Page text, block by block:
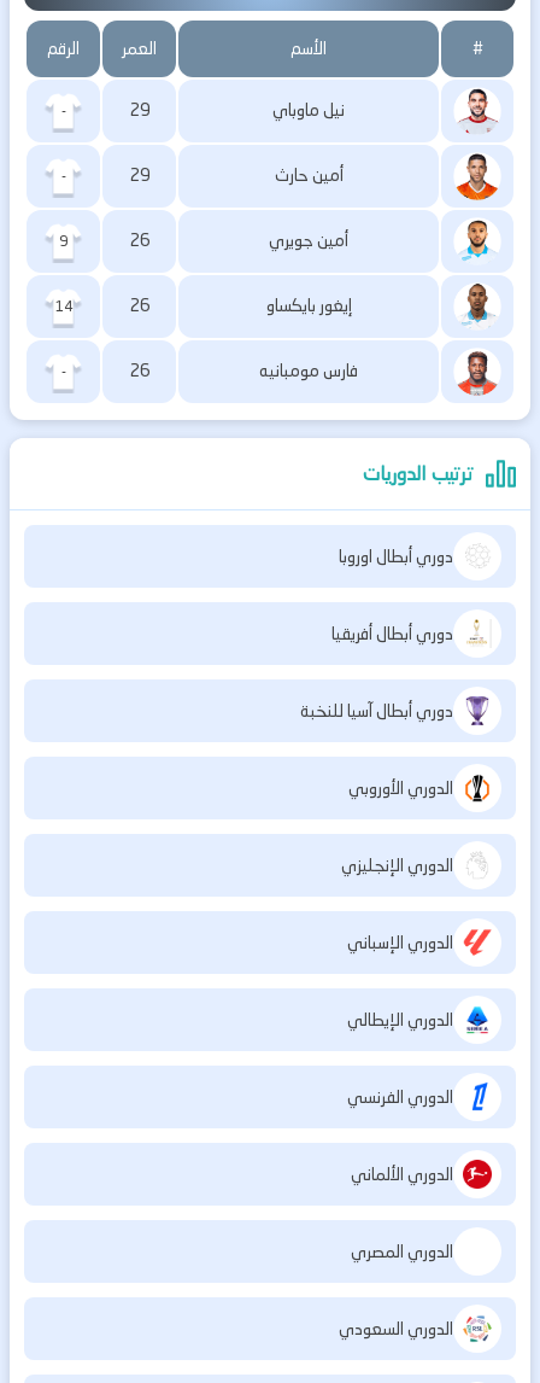
# الأسم العمر الرقم
نيل ماوباي 29
-
أمين حارث 29
-
أمين جويري 26
9
إيغور بايكساو 26
14
فارس مومبانيه 26
-
ترتيب الدوريات
دوري أبطال اوروبا
دوري أبطال أفريقيا
دوري أبطال آسيا للنخبة
الدوري الأوروبي
الدوري الإنجليزي
الدوري الإسباني
الدوري الإيطالي
الدوري الفرنسي
الدوري الألماني
الدوري المصري
الدوري السعودي